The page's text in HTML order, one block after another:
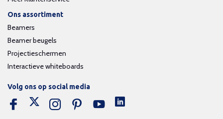
Ons assortiment
Beamers
Beamer beugels
Projectieschermen
Interactieve whiteboards
Volg ons op social media